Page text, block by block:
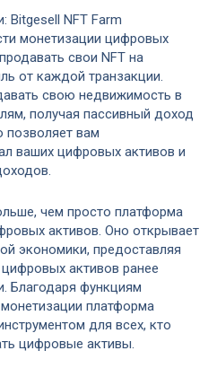
Bitgesell NFT Farm
монетизации цифровых
свои NFT на
от каждой транзакции.
свою недвижимость в
получая пассивный доход
позволяет вам
ваших цифровых активов и
чем просто платформа
активов. Оно открывает
экономики, предоставляя
активов ранее
Благодаря функциям
платформа
для всех, кто
цифровые активы.